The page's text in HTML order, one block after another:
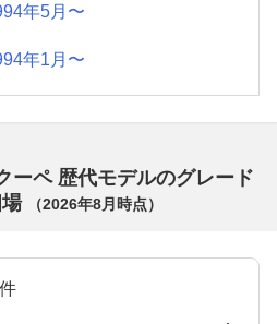
年5月〜
年1月〜
ーペ 歴代モデルのグレード
（2026年8月 時点）